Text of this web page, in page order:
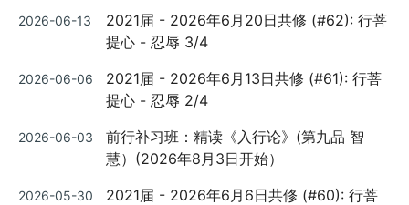
Posted
2026-06-13
2021届 - 2026年6月20日共修 (#62): 行菩
提心 - 忍辱 3/4
Posted
2026-06-06
2021届 - 2026年6月13日共修 (#61): 行菩
提心 - 忍辱 2/4
Posted
2026-06-03
前行补习班：精读《入行论》(第九品 智
慧）(2026年8月3日开始）
Posted
2026-05-30
2021届 - 2026年6月6日共修 (#60): 行菩